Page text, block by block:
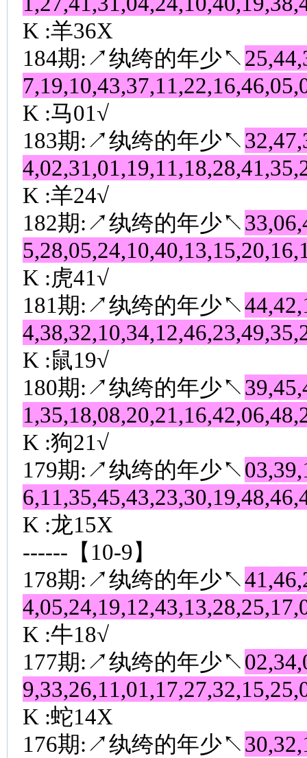
K :羊36X
184期:↗纨绔的年少↖
K :马01√
183期:↗纨绔的年少↖
K :羊24√
182期:↗纨绔的年少↖
K :虎41√
181期:↗纨绔的年少↖
K :鼠19√
180期:↗纨绔的年少↖
K :狗21√
179期:↗纨绔的年少↖
K :龙15X
------【10-9】
178期:↗纨绔的年少↖
K :牛18√
177期:↗纨绔的年少↖
K :蛇14X
176期:↗纨绔的年少↖